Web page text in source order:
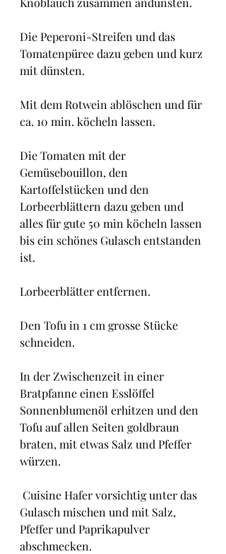
Die Peperoni-Streifen und das
Tomatenpüree dazu geben und kurz
mit dünsten.
Mit dem Rotwein ablöschen und für
ca. 10 min. köcheln lassen.
Die Tomaten mit der
Gemüsebouillon, den
Kartoffelstücken und den
Lorbeerblättern dazu geben und
alles für gute 50 min köcheln lassen
bis ein schönes Gulasch entstanden
ist.
Lorbeerblätter entfernen.
Den Tofu in 1 cm grosse Stücke
schneiden.
In der Zwischenzeit in einer
Bratpfanne einen Esslöffel
Sonnenblumenöl erhitzen und den
Tofu auf allen Seiten goldbraun
braten, mit etwas Salz und Pfeffer
würzen.
Gulasch mischen und mit Salz,
Pfeffer und Paprikapulver
abschmecken.